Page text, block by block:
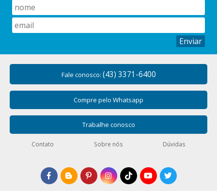
Enviar
Fale conosco: (43) 3371-6400
Compre pelo Whatsapp
Trabalhe conosco
Contato Sobre nós Dúvidas